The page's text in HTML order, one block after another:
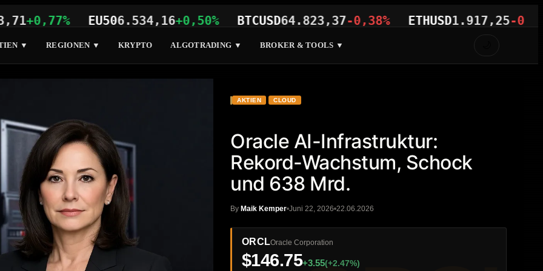
EU50 6.534,16+0,50% BTCUSD64.823,37-0,38% ETHUSD1.917,25-0,10%
▼ REGIONEN ▼ KRYPTO ALGOTRADING ▼ BROKER & TOOLS ▼
AKTIEN CLOUD
Oracle AI-Infrastruktur:
Rekord-Wachstum, Schock
und 638 Mrd.
By Maik Kemper Juni 22, 2026 22.06.2026
ORCLOracle Corporation
$146.75+3.55(+2.47%)